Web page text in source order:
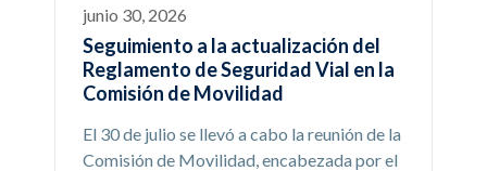
junio 30, 2026
Seguimiento a la actualización del
Reglamento de Seguridad Vial en la
Comisión de Movilidad
El 30 de julio se llevó a cabo la reunión de la
Comisión de Movilidad, encabezada por el